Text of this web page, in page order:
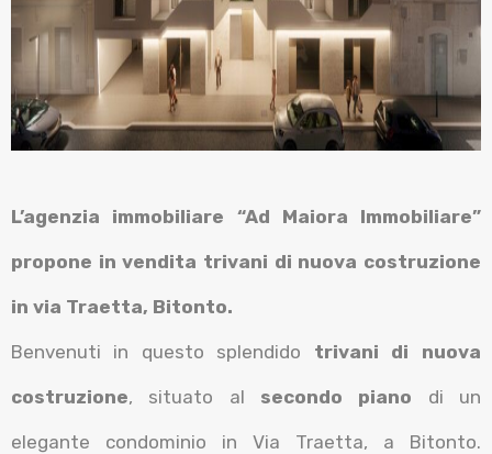
L’agenzia immobiliare “Ad Maiora Immobiliare”
propone in vendita trivani di nuova costruzione
in via Traetta, Bitonto.
Benvenuti in questo splendido trivani di nuova
costruzione, situato al secondo piano di un
elegante condominio in Via Traetta, a Bitonto.